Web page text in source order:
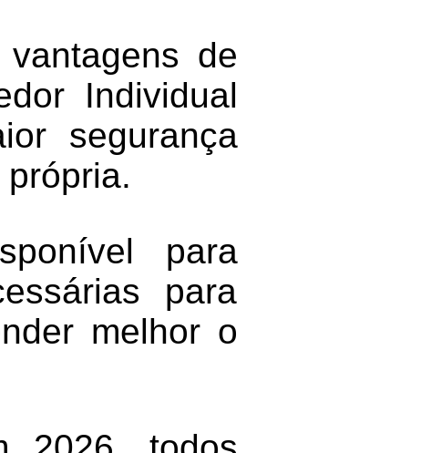
de
Individual
segurança
para
para
melhor o